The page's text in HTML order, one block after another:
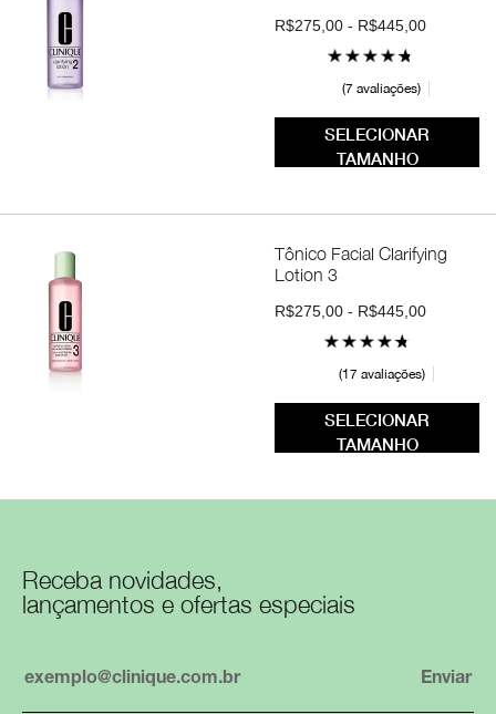
R$275,00 - R$445,00
7 avaliações
SELECIONAR
TAMANHO
Tônico Facial Clarifying
Lotion 3
R$275,00 - R$445,00
17 avaliações
SELECIONAR
TAMANHO
Receba novidades,
lançamentos e ofertas especiais